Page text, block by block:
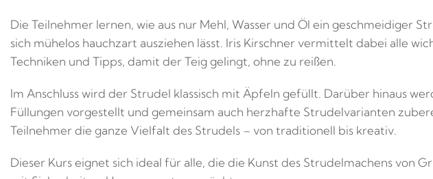
Die Teilnehmer lernen, wie aus nur Mehl, Wasser und Öl ein geschmeidiger
sich mühelos hauchzart ausziehen lässt. Iris Kirschner vermittelt dabei alle
Techniken und Tipps, damit der Teig gelingt, ohne zu reißen.
Im Anschluss wird der Strudel klassisch mit Äpfeln gefüllt. Darüber hinaus
Füllungen vorgestellt und gemeinsam auch herzhafte Strudelvarianten
Teilnehmer die ganze Vielfalt des Strudels – von traditionell bis kreativ.
Dieser Kurs eignet sich ideal für alle, die die Kunst des Strudelmachens von